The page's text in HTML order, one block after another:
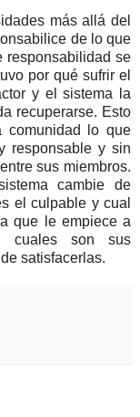
más allá del
de lo que
responsabilidad se
por qué sufrir el
y el sistema la
recuperarse. Esto
comunidad lo que
responsable y sin
sus miembros.
cambie de
el culpable y cual
que le empiece a
cuales son sus
satisfacerlas.